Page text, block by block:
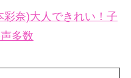
彩奈)大人できれい！子
多数